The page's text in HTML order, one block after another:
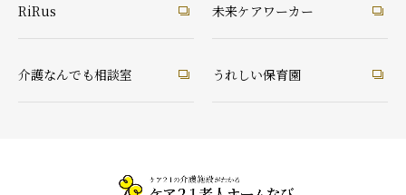
RiRus 未来ケアワーカー
介護なんでも相談室 うれしい保育園